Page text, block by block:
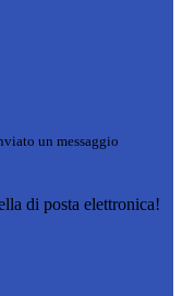
un messaggio
di posta elettronica!